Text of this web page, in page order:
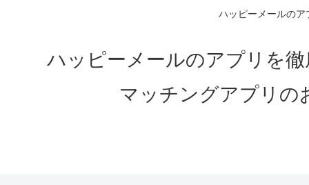
ハッピーメールの
ハッピーメールのアプリを
マッチングアプリ